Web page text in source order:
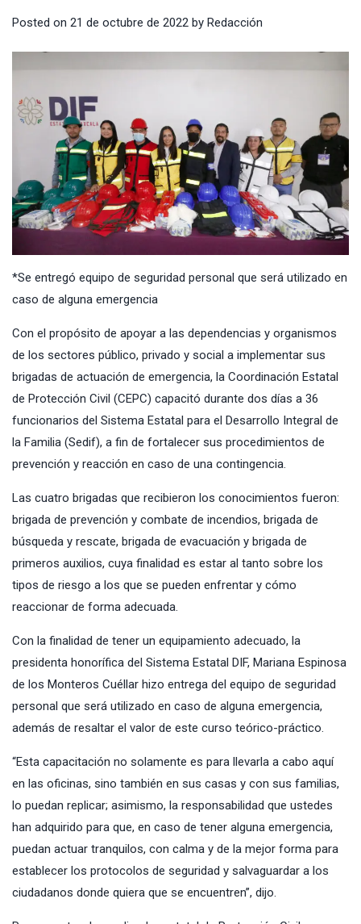
Posted on 21 de octubre de 2022 by Redacción
*Se entregó equipo de seguridad personal que será utilizado en
caso de alguna emergencia
Con el propósito de apoyar a las dependencias y organismos
de los sectores público, privado y social a implementar sus
brigadas de actuación de emergencia, la Coordinación Estatal
de Protección Civil (CEPC) capacitó durante dos días a 36
funcionarios del Sistema Estatal para el Desarrollo Integral de
la Familia (Sedif), a fin de fortalecer sus procedimientos de
prevención y reacción en caso de una contingencia.
Las cuatro brigadas que recibieron los conocimientos fueron:
brigada de prevención y combate de incendios, brigada de
búsqueda y rescate, brigada de evacuación y brigada de
primeros auxilios, cuya finalidad es estar al tanto sobre los
tipos de riesgo a los que se pueden enfrentar y cómo
reaccionar de forma adecuada.
Con la finalidad de tener un equipamiento adecuado, la
presidenta honorífica del Sistema Estatal DIF, Mariana Espinosa
de los Monteros Cuéllar hizo entrega del equipo de seguridad
personal que será utilizado en caso de alguna emergencia,
además de resaltar el valor de este curso teórico-práctico.
“Esta capacitación no solamente es para llevarla a cabo aquí
en las oficinas, sino también en sus casas y con sus familias,
lo puedan replicar; asimismo, la responsabilidad que ustedes
han adquirido para que, en caso de tener alguna emergencia,
puedan actuar tranquilos, con calma y de la mejor forma para
establecer los protocolos de seguridad y salvaguardar a los
ciudadanos donde quiera que se encuentren”, dijo.